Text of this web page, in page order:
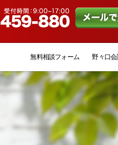
無料相談フォーム 野々口